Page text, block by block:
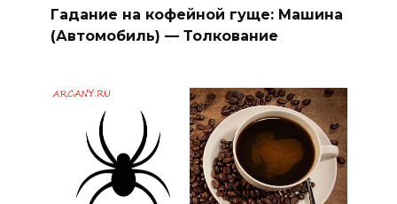
Гадание на кофейной гуще: Машина
(Автомобиль) — Толкование